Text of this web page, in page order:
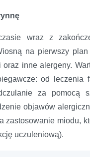
wraz z
na pierwszy
oraz inne alergeny.
od leczenia
za pomocą
objawów
zastosowanie miodu,
uczuleniową).